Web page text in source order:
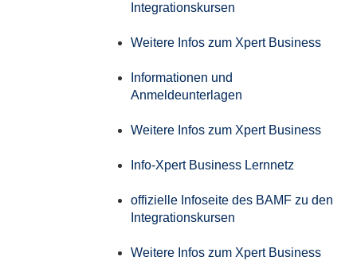
Integrationskursen
Weitere Infos zum Xpert Business
Informationen und
Anmeldeunterlagen
Weitere Infos zum Xpert Business
Info-Xpert Business Lernnetz
offizielle Infoseite des BAMF zu den
Integrationskursen
Weitere Infos zum Xpert Business